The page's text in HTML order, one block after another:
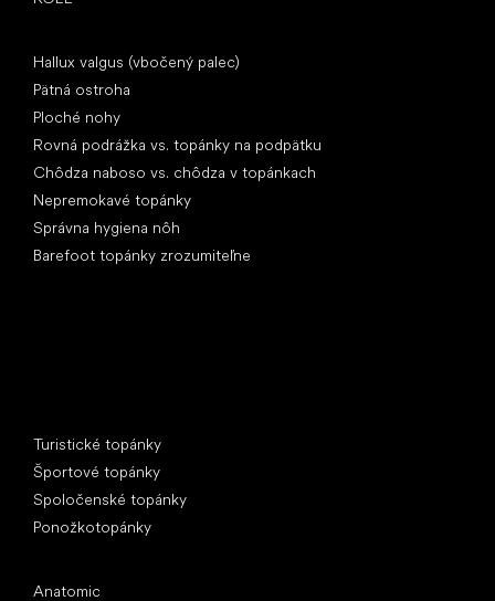
Hallux valgus (vbočený palec)
Pätná ostroha
Ploché nohy
Rovná podrážka vs. topánky na podpätku
Chôdza naboso vs. chôdza v topánkach
Nepremokavé topánky
Správna hygiena nôh
Barefoot topánky zrozumiteľne
Turistické topánky
Športové topánky
Spoločenské topánky
Ponožkotopánky
Anatomic